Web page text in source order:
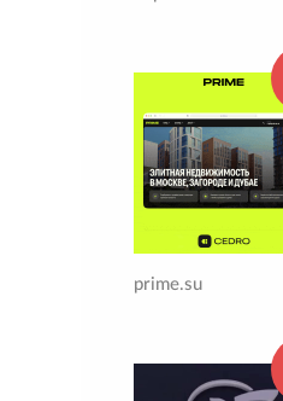
prime.su